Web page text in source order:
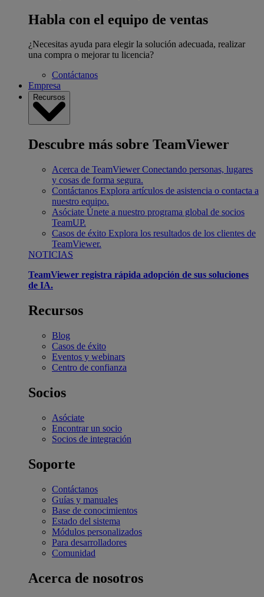
Habla con el equipo de ventas
¿Necesitas ayuda para elegir la solución adecuada, realizar
una compra o mejorar tu licencia?
Contáctanos
Empresa
Recursos
Descubre más sobre TeamViewer
Acerca de TeamViewer Conectando personas, lugares
y cosas de forma segura.
Contáctanos Explora artículos de asistencia o contacta a
nuestro equipo.
Asóciate Únete a nuestro programa global de socios
TeamUP.
Casos de éxito Explora los resultados de los clientes de
TeamViewer.
NOTICIAS
TeamViewer registra rápida adopción de sus soluciones
de IA.
Recursos
Blog
Casos de éxito
Eventos y webinars
Centro de confianza
Socios
Asóciate
Encontrar un socio
Socios de integración
Soporte
Contáctanos
Guías y manuales
Base de conocimientos
Estado del sistema
Módulos personalizados
Para desarrolladores
Comunidad
Acerca de nosotros